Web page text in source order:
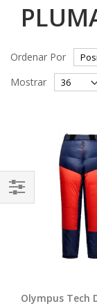
Ordenar Por
Mostrar
Olympus Tech
Comprar